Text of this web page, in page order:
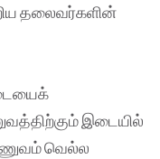
தலைவர்களின்
இடையில்
வெல்ல